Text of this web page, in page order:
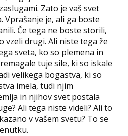
Zato je vaš svet
Vprašanje je, ali ga boste
Če tega ne boste storili,
vzeli drugi. Ali niste tega že
sveta, ko so plemena in
tuje sile, ki so iskale
velikega bogastva, ki so
imela, tudi njim
in njihov svet postala
Ali tega niste videli? Ali to
v vašem svetu? To se